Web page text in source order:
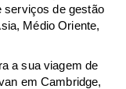
serviços de gestão
Médio Oriente,
a sua viagem de
em Cambridge,